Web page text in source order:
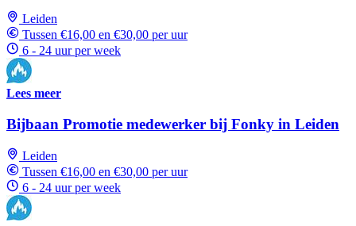
Leiden
Tussen €16,00 en €30,00 per uur
6 - 24 uur per week
Lees meer
Bijbaan Promotie medewerker bij Fonky in Leiden
Leiden
Tussen €16,00 en €30,00 per uur
6 - 24 uur per week